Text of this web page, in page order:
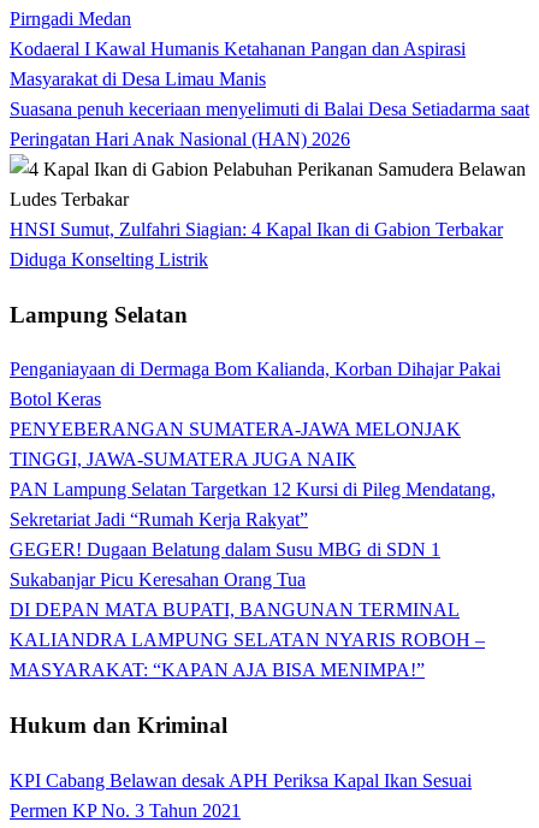
Pirngadi Medan‎
Kodaeral I Kawal Humanis Ketahanan Pangan dan Aspirasi
Masyarakat di Desa Limau Manis
Suasana penuh keceriaan menyelimuti di Balai Desa Setiadarma saat
Peringatan Hari Anak Nasional (HAN) 2026
HNSI Sumut, Zulfahri Siagian: 4 Kapal Ikan di Gabion Terbakar
Diduga Konselting Listrik
Lampung Selatan
Penganiayaan di Dermaga Bom Kalianda, Korban Dihajar Pakai
Botol Keras
PENYEBERANGAN SUMATERA-JAWA MELONJAK
TINGGI, JAWA-SUMATERA JUGA NAIK
PAN Lampung Selatan Targetkan 12 Kursi di Pileg Mendatang,
Sekretariat Jadi “Rumah Kerja Rakyat”
GEGER! Dugaan Belatung dalam Susu MBG di SDN 1
Sukabanjar Picu Keresahan Orang Tua
DI DEPAN MATA BUPATI, BANGUNAN TERMINAL
KALIANDRA LAMPUNG SELATAN NYARIS ROBOH –
MASYARAKAT: “KAPAN AJA BISA MENIMPA!”
Hukum dan Kriminal
KPI Cabang Belawan desak APH Periksa Kapal Ikan Sesuai
Permen KP No. 3 Tahun 2021